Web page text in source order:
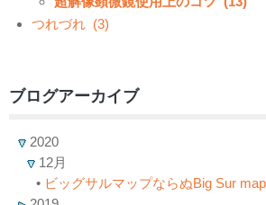
つれづれ (3)
ブログアーカイブ
2020
12月
• ビッグサルマップならぬBig Sur